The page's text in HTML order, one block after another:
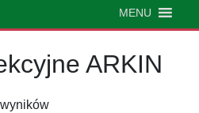
MENU
ARKIN
Posortowane